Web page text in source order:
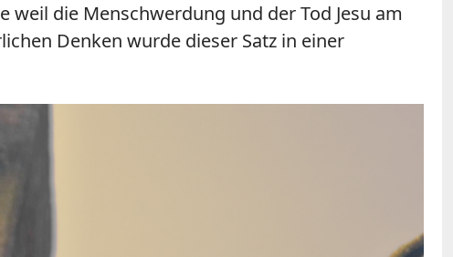
die Menschwerdung und der Tod Jesu am
Denken wurde dieser Satz in einer